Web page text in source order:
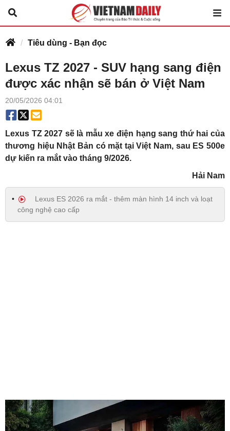
Tiêu dùng - Bạn đọc
Lexus TZ 2027 - SUV hạng sang điện
được xác nhận sẽ bán ở Việt Nam
20/05/2026 04:01
Lexus TZ 2027 sẽ là mẫu xe điện hạng sang thứ hai của
thương hiệu Nhật Bản có mặt tại Việt Nam, sau ES 500e
dự kiến ra mắt vào tháng 9/2026.
Hải Nam
Lexus ES 2026 ra mắt - thêm màn hình 14 inch và loạt
công nghệ cao cấp